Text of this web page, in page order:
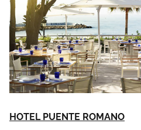
HOTEL PUENTE ROMANO